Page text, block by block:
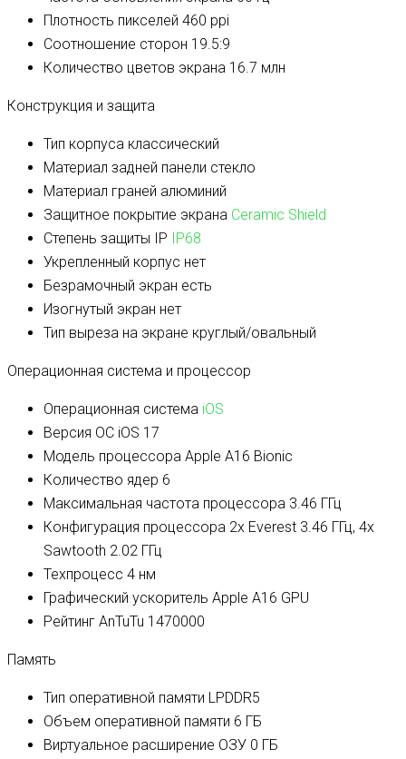
Плотность пикселей 460 ppi
Соотношение сторон 19.5:9
Количество цветов экрана 16.7 млн
Конструкция и защита
Тип корпуса классический
Материал задней панели стекло
Материал граней алюминий
Защитное покрытие экрана Ceramic Shield
Степень защиты IP
IP68
Укрепленный корпус нет
Безрамочный экран есть
Изогнутый экран нет
Тип выреза на экране круглый/овальный
Операционная система и процессор
Операционная система iOS
Версия ОС iOS 17
Модель процессора Apple A16 Bionic
Количество ядер 6
Максимальная частота процессора 3.46 ГГц
Конфигурация процессора 2x Everest 3.46 ГГц, 4x
Sawtooth 2.02 ГГц
Техпроцесс 4 нм
Графический ускоритель Apple A16 GPU
Рейтинг AnTuTu 1470000
Память
Тип оперативной памяти LPDDR5
Объем оперативной памяти 6 ГБ
Виртуальное расширение ОЗУ 0 ГБ